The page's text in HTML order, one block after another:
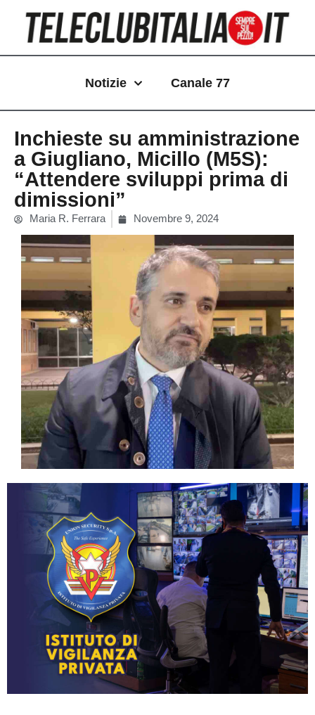
contenuto
Notizie Canale 77
Inchieste su amministrazione
a Giugliano, Micillo (M5S):
“Attendere sviluppi prima di
dimissioni”
Maria R. Ferrara Novembre 9, 2024